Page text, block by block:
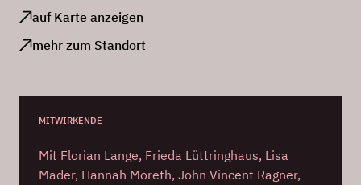
auf Karte anzeigen
mehr zum Standort
MITWIRKENDE
Mit Florian Lange, Frieda Lüttringhaus, Lisa
Mader, Hannah Moreth, John Vincent Ragner,